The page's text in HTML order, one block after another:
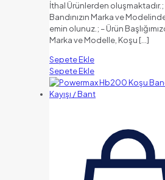
İthal Ürünlerden oluşmaktadır.;
Bandınızın Marka ve
emin olunuz.; – Ürün
Marka ve Modelle, Koşu […]
Sepete Ekle
Sepete Ekle